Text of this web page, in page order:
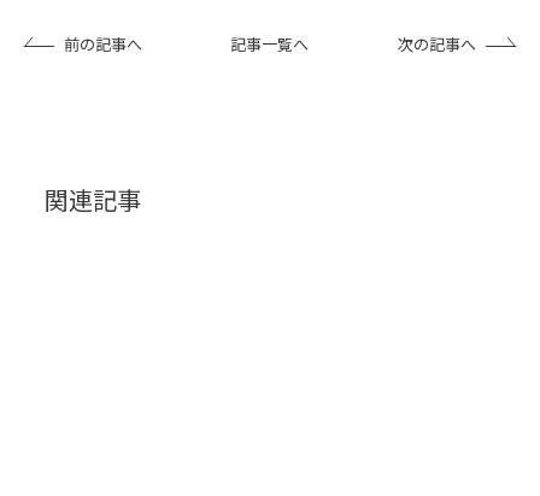
前の記事へ 記事一覧へ 次の記事へ
関連記事